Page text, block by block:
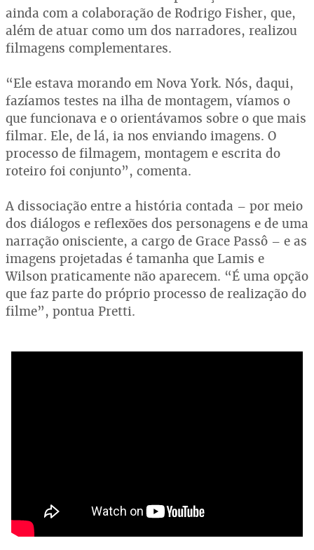
ainda com a colaboração de Rodrigo Fisher, que,
além de atuar como um dos narradores, realizou
filmagens complementares.
“Ele estava morando em Nova York. Nós, daqui,
fazíamos testes na ilha de montagem, víamos o
que funcionava e o orientávamos sobre o que mais
filmar. Ele, de lá, ia nos enviando imagens. O
processo de filmagem, montagem e escrita do
roteiro foi conjunto”, comenta.
A dissociação entre a história contada – por meio
dos diálogos e reflexões dos personagens e de uma
narração onisciente, a cargo de Grace Passô – e as
imagens projetadas é tamanha que Lamis e
Wilson praticamente não aparecem. “É uma opção
que faz parte do próprio processo de realização do
filme”, pontua Pretti.